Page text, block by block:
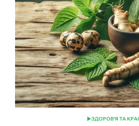
ОПУБЛІКУВАТИ
ЗДОРОВ'Я ТА